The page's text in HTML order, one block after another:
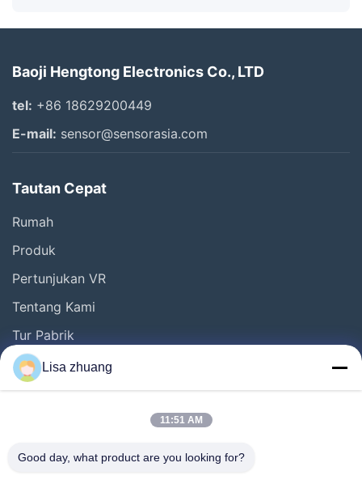
Baoji Hengtong Electronics Co., LTD
tel: +86 18629200449
E-mail: sensor@sensorasia.com
Tautan Cepat
Rumah
Produk
Pertunjukan VR
Tentang Kami
Tur Pabrik
Kontrol Kualitas
Hubungi Kami
Permintaan Penawaran
Lisa zhuang
11:51 AM
Good day, what product are you looking for?